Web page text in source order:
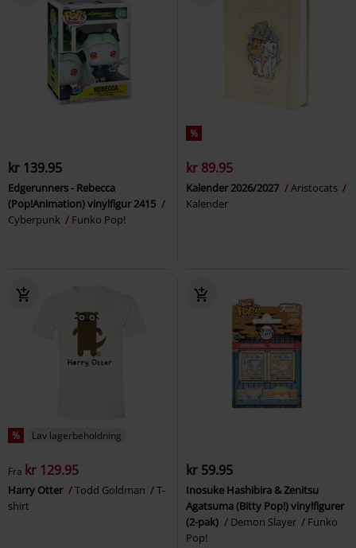
kr 139.95
Edgerunners - Rebecca
(Pop!Animation) vinylfigur 2415
Cyberpunk
Funko Pop!
%
kr 89.95
Kalender 2026/2027
Aristocats
Kalender
% Lav lagerbeholdning
Fra kr 129.95
Harry Otter Todd Goldman
T-
shirt
kr 59.95
Inosuke Hashibira & Zenitsu
Agatsuma (Bitty Pop!) vinylfigurer
(2-pak)
Demon Slayer
Funko
Pop!